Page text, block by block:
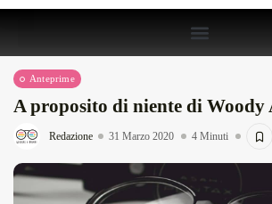
Anteprime
A proposito di niente di Woody
Redazione 31 Marzo 2020 4 Minuti